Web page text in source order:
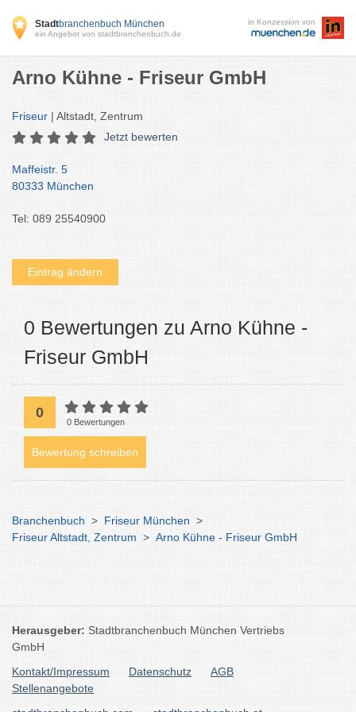
Stadtbranchenbuch München
ein Angebot von stadtbranchenbuch.de
in Konzession von
Arno Kühne - Friseur GmbH
Friseur | Altstadt, Zentrum
Jetzt bewerten
Maffeistr. 5
80333 München
Tel: 089 25540900
Eintrag ändern
0 Bewertungen zu Arno Kühne -
Friseur GmbH
0
0 Bewertungen
Bewertung schreiben
Branchenbuch > Friseur München >
Friseur Altstadt, Zentrum > Arno Kühne - Friseur GmbH
Herausgeber: Stadtbranchenbuch München Vertriebs
GmbH
Kontakt/Impressum
Datenschutz
AGB
Stellenangebote